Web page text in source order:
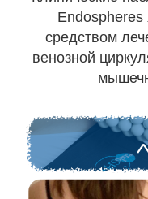
средством
венозной